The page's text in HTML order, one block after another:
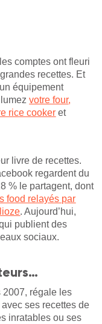
comptes ont fleuri
recettes. Et
équipement
votre four,
rice cooker et
livre de recettes.
regardent du
% le partagent, dont
food relayés par
. Aujourd’hui,
publient des
sociaux.
2007, régale les
avec ses recettes de
inratables ou ses